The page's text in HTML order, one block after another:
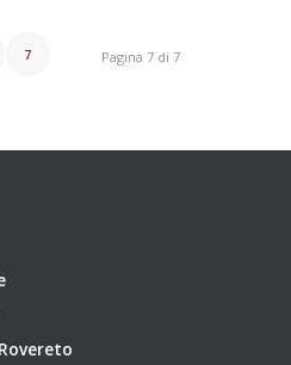
Pagina 7 di 7
7